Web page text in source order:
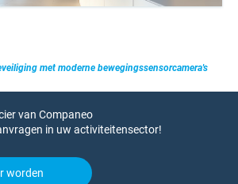
met moderne bewegingssensorcamera's
van Companeo
in uw activiteitensector!
worden